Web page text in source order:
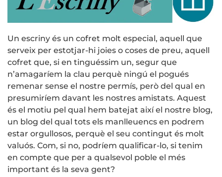
Un escriny és un cofret molt especial, aquell que
serveix per estotjar-hi joies o coses de preu, aquell
cofret que, si en tinguéssim un, segur que
n’amagaríem la clau perquè ningú el pogués
remenar sense el nostre permís, però del qual en
presumiríem davant les nostres amistats. Aquest
és el motiu pel qual hem batejat així el nostre blog,
un blog del qual tots els manlleuencs en podrem
estar orgullosos, perquè el seu contingut és molt
valuós. Com, si no, podríem qualificar-lo, si tenim
en compte que per a qualsevol poble el més
important és la seva gent?